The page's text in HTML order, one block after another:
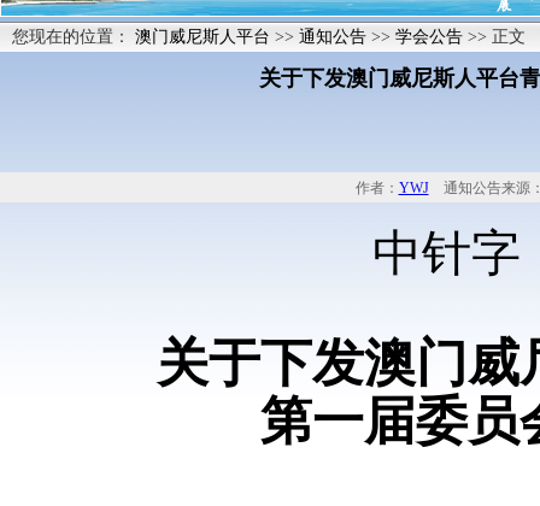
您现在的位置： 澳门威尼斯人平台 >> 通知公告 >> 学会公告 >> 正文
关于下发澳门威尼斯人平台
作者： YWJ通知公告来源
中针字
关于下发澳门
第一届委员